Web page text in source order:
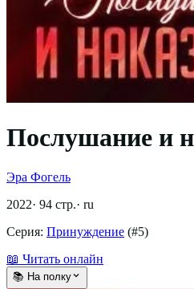
Послушание и
Эра Фогель
2022· 94 стр.· ru
Серия: Принуждение (#5)
📖 Читать онлайн
📚 На полку